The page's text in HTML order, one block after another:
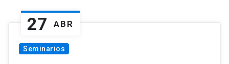
27 ABR
Seminarios